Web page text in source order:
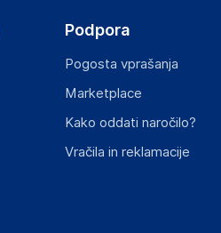
Podpora
Pogosta vprašanja
Marketplace
Kako oddati naročilo?
Vračila in reklamacije